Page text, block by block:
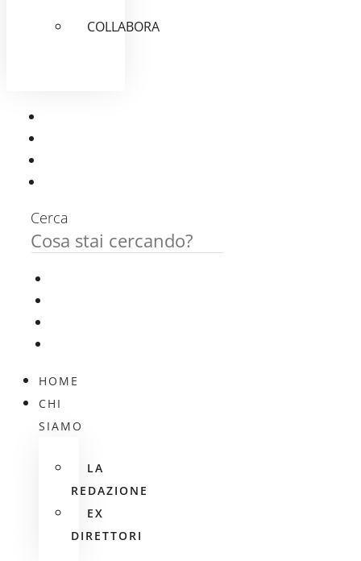
COLLABORA
Cerca
HOME
CHI
SIAMO
LA
REDAZIONE
EX
DIRETTORI